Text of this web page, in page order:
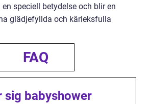
speciell betydelse och blir en
glädjefyllda och kärleksfulla
FAQ
sig babyshower